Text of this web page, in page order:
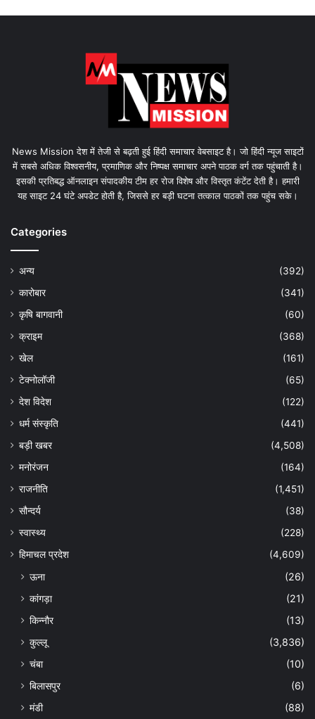
News Mission देश में तेजी से बढ़ती हुई हिंदी समाचार वेबसाइट है। जो हिंदी न्यूज साइटों
में सबसे अधिक विश्वसनीय, प्रमाणिक और निष्पक्ष समाचार अपने पाठक वर्ग तक पहुंचाती है।
इसकी प्रतिबद्ध ऑनलाइन संपादकीय टीम हर रोज विशेष और विस्तृत कंटेंट देती है। हमारी
यह साइट 24 घंटे अपडेट होती है, जिससे हर बड़ी घटना तत्काल पाठकों तक पहुंच सके।
Categories
अन्य
(392)
कारोबार
(341)
कृषि बागवानी
(60)
क्राइम
(368)
खेल
(161)
टेक्नोलॉजी
(65)
देश विदेश
(122)
धर्म संस्कृति
(441)
बड़ी खबर
(4,508)
मनोरंजन
(164)
राजनीति
(1,451)
सौन्दर्य
(38)
स्वास्थ्य
(228)
हिमाचल प्रदेश
(4,609)
ऊना
(26)
कांगड़ा
(21)
किन्नौर
(13)
कुल्लू
(3,836)
चंबा
(10)
बिलासपुर
(6)
मंडी
(88)